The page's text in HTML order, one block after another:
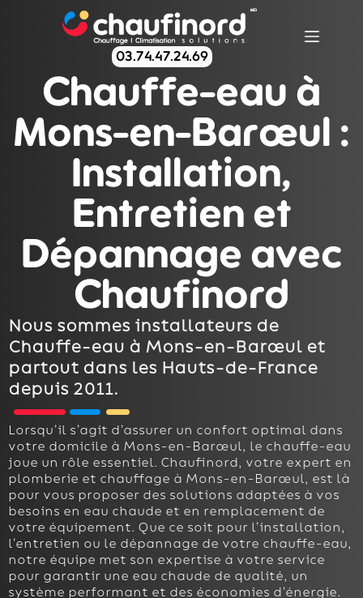
03.74.47.24.69
Chauffe-eau à
Mons-en-Barœul :
Installation,
Entretien et
Dépannage avec
Chaufinord
Nous sommes installateurs de
Chauffe-eau à Mons-en-Barœul et
partout dans les Hauts-de-France
depuis 2011.
Lorsqu’il s’agit d’assurer un confort optimal dans
votre domicile à Mons-en-Barœul, le chauffe-eau
joue un rôle essentiel. Chaufinord, votre expert en
plomberie et chauffage à Mons-en-Barœul, est là
pour vous proposer des solutions adaptées à vos
besoins en eau chaude et en remplacement de
votre équipement. Que ce soit pour l’installation,
l’entretien ou le dépannage de votre chauffe-eau,
notre équipe met son expertise à votre service
pour garantir une eau chaude de qualité, un
système performant et des économies d’énergie.